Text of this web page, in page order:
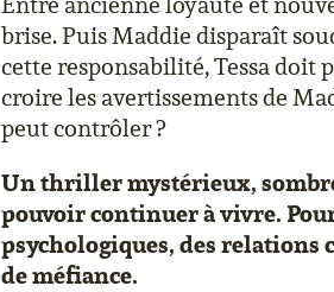
brise. Puis Maddie disparaît
cette responsabilité, Tessa doit
croire les avertissements de
peut contrôler ?
Un thriller mystérieux,
pouvoir continuer à vivre.
psychologiques, des relations
de méfiance.